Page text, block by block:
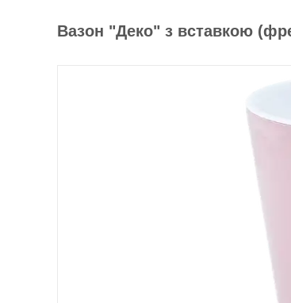
Вазон "Деко" з вставкою